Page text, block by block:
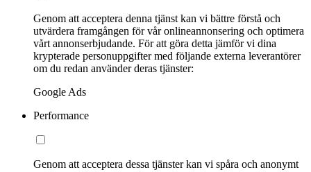
Genom att acceptera denna tjänst kan vi bättre förstå och
utvärdera framgången för vår onlineannonsering och optimera
vårt annonserbjudande. För att göra detta jämför vi dina
krypterade personuppgifter med följande externa leverantörer
om du redan använder deras tjänster:
Google Ads
Performance
Genom att acceptera dessa tjänster kan vi spåra och anonymt